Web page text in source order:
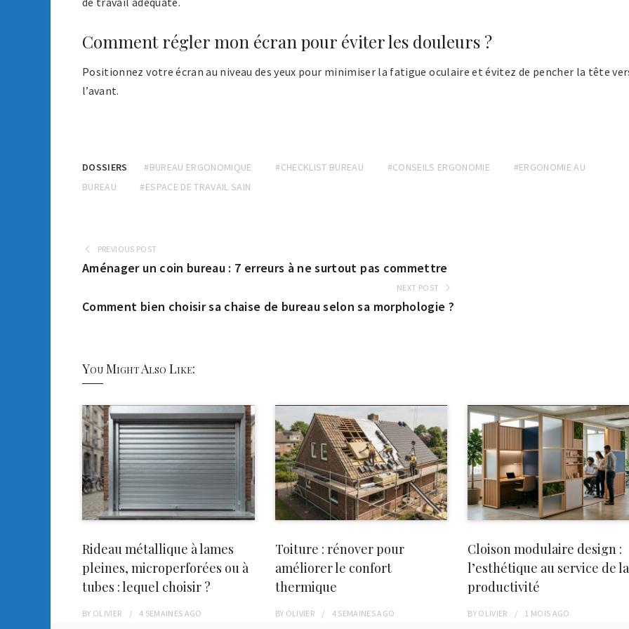
Comment régler mon écran pour éviter les douleurs ?
Positionnez votre écran au niveau des yeux pour minimiser la fatigue oculaire et évitez de pencher la tête
l’avant.
DOSSIERS #BUREAU ERGONOMIQUE #CHECKLIST BUREAU #CONSEILS ERGONOMIE
#ERGONOMIE AU
BUREAU
#ESPACE DE TRAVAIL SAIN
PREVIOUS POST
Aménager un coin bureau : 7 erreurs à ne surtout pas commettre
NEXT POST
Comment bien choisir sa chaise de bureau selon sa morphologie ?
You Might Also Like:
Rideau métallique à lames
pleines, microperforées ou à
tubes : lequel choisir ?
BY OLIVIER 4 SEMAINES AGO
Toiture : rénover pour
améliorer le confort
thermique
BY OLIVIER 4 SEMAINESAGO
Cloison modulaire design :
l’esthétique au service de la
productivité
BY OLIVIER 1 MOIS AGO